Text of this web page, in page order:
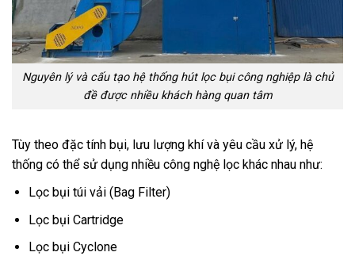
Nguyên lý và cấu tạo hệ thống hút lọc bụi công nghiệp là chủ
đề được nhiều khách hàng quan tâm
Tùy theo đặc tính bụi, lưu lượng khí và yêu cầu xử lý, hệ
thống có thể sử dụng nhiều công nghệ lọc khác nhau như:
Lọc bụi túi vải (Bag Filter)
Lọc bụi Cartridge
Lọc bụi Cyclone